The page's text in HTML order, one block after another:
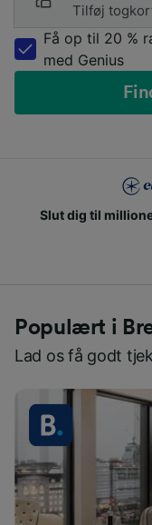
Tilføj
Få op til 20 %
med Genius
Slut dig til
Populært i
Lad os få godt